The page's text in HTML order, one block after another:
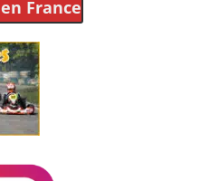
en France